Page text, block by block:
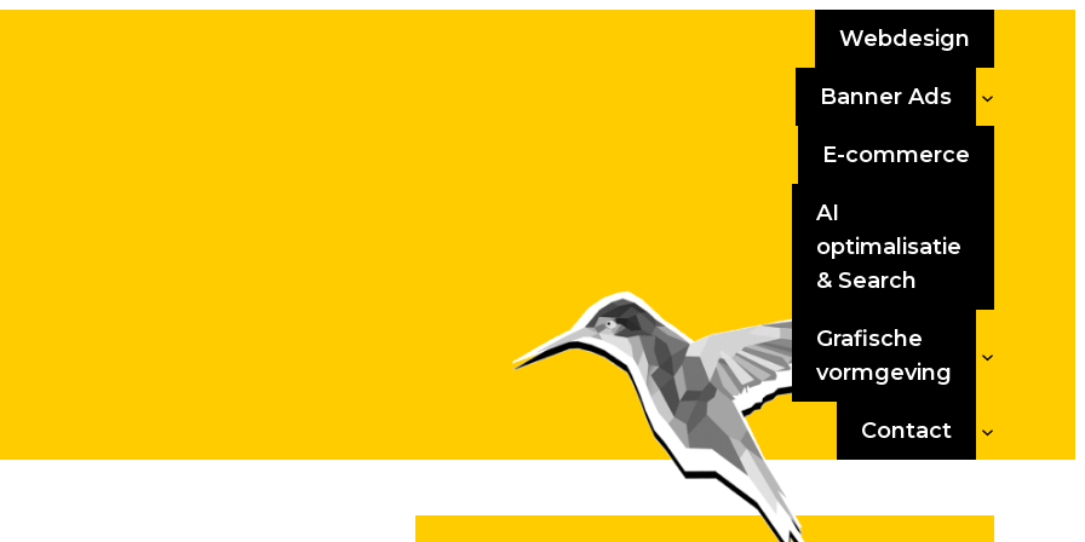
Webdesign
Banner Ads
E-commerce
AI
optimalisatie
& Search
Grafische
vormgeving
Contact